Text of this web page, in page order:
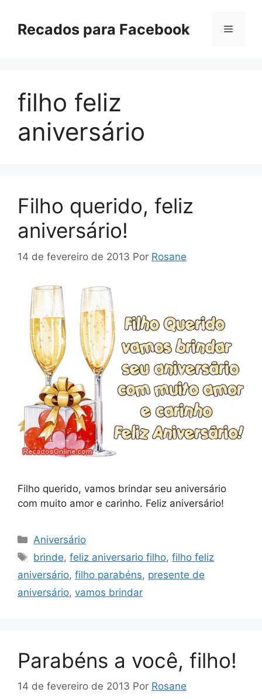
paraRecados para Facebook Menu
filho feliz
aniversário
Filho querido, feliz
aniversário!
14 de fevereiro de 2013 Por Rosane
Filho querido, vamos brindar seu aniversário
com muito amor e carinho. Feliz aniversário!
Categorias
Aniversário
Tags
brinde,feliz aniversario filho,filho feliz
aniversário, filho parabéns, presente de
aniversário, vamos brindar
Parabéns a você, filho!
14 de fevereiro de 2013 Por Rosane